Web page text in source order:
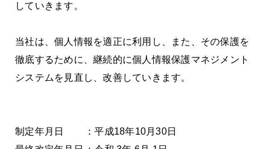
していきます。
当社は、個人情報を適正に利用し、また、その保護を
徹底するために、継続的に個人情報保護マネジメント
システムを見直し、改善していきます。
制定年月日
：平成18年10月30日